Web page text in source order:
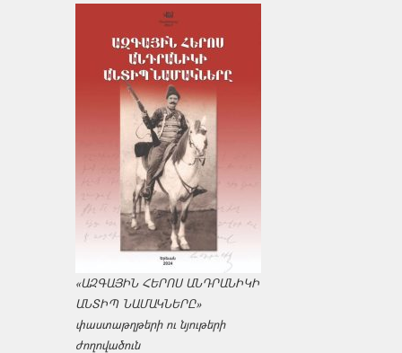
«ԱԶԳԱՅԻՆ ՀԵՐՈՍ ԱՆԴՐԱՆԻԿԻ
ԱՆՏԻՊ ՆԱՄԱԿՆԵՐԸ»
փաստաթղթերի ու նյութերի
ժողովածուն